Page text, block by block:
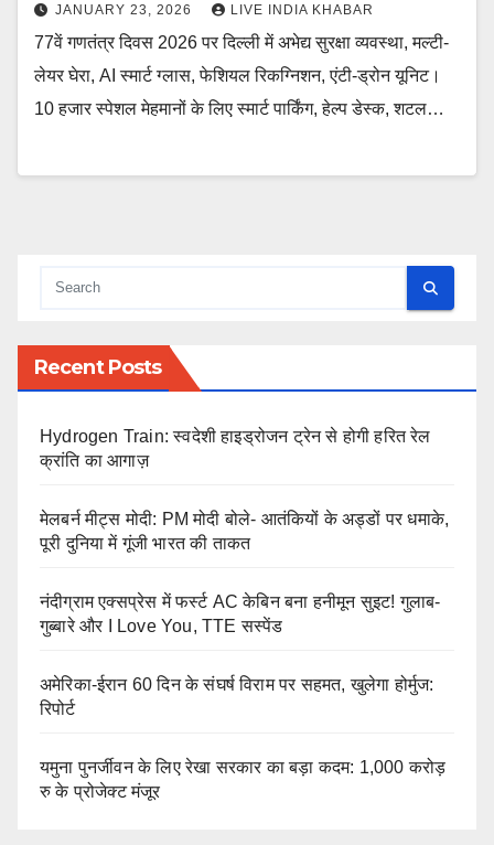
JANUARY 23, 2026 LIVE INDIA KHABAR
77वें गणतंत्र दिवस 2026 पर दिल्ली में अभेद्य सुरक्षा व्यवस्था, मल्टी-
लेयर घेरा, AI स्मार्ट ग्लास, फेशियल रिकग्निशन, एंटी-ड्रोन यूनिट।
10 हजार स्पेशल मेहमानों के लिए स्मार्ट पार्किंग, हेल्प डेस्क, शटल…
Recent Posts
Hydrogen Train: स्वदेशी हाइड्रोजन ट्रेन से होगी हरित रेल
क्रांति का आगाज़
मेलबर्न मीट्स मोदी: PM मोदी बोले- आतंकियों के अड्डों पर धमाके,
पूरी दुनिया में गूंजी भारत की ताकत
नंदीग्राम एक्सप्रेस में फर्स्ट AC केबिन बना हनीमून सुइट! गुलाब-
गुब्बारे और I Love You, TTE सस्पेंड
अमेरिका-ईरान 60 दिन के संघर्ष विराम पर सहमत, खुलेगा होर्मुज:
रिपोर्ट
यमुना पुनर्जीवन के लिए रेखा सरकार का बड़ा कदम: 1,000 करोड़
रु के प्रोजेक्ट मंजूर